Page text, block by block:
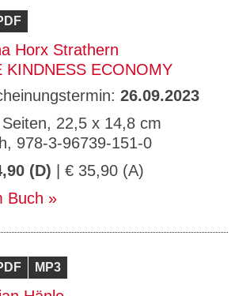
Horx Strathern
KINDNESS ECONOMY
26.09.2023
22,5 x 14,8 cm
978-3-96739-151-0
(D) | € 35,90 (A)
Buch
MP3